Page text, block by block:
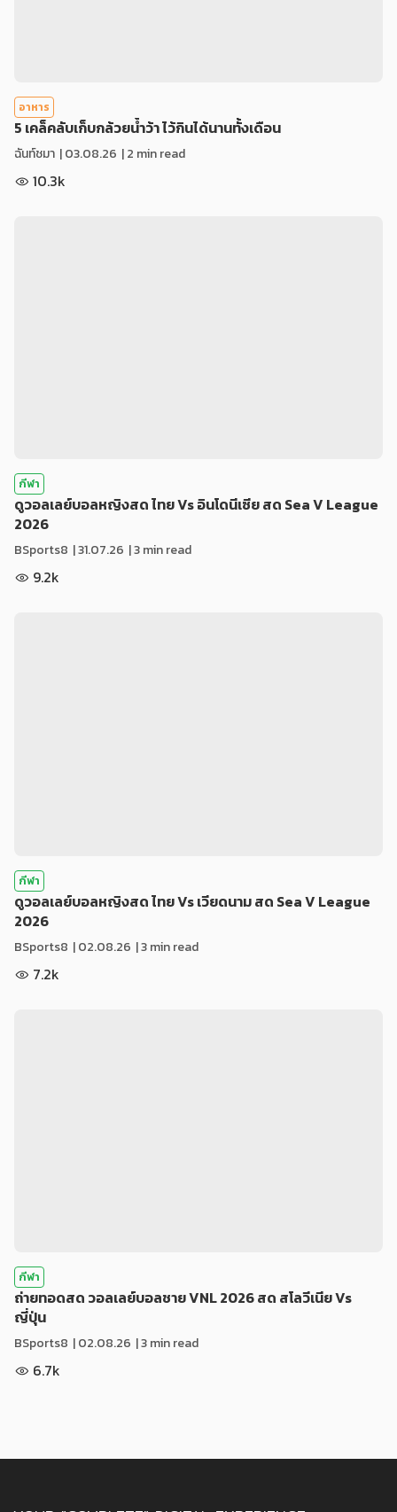
อาหาร
5 เคล็คลับเก็บกล้วยน้ำว้า ไว้กินได้นานทั้งเดือน
ฉันท์ชมา |03.08.26 | 2 min read
10.3k
กีฬา
ดูวอลเลย์บอลหญิงสด ไทย Vs อินโดนีเซีย สด Sea V League
2026
BSports8 |31.07.26 | 3 min read
9.2k
กีฬา
ดูวอลเลย์บอลหญิงสด ไทย Vs เวียดนาม สด Sea V League
2026
BSports8 |02.08.26 | 3 min read
7.2k
กีฬา
ถ่ายทอดสด วอลเลย์บอลชาย VNL 2026 สด สโลวีเนีย Vs
ญี่ปุ่น
BSports8 |02.08.26 | 3 min read
6.7k